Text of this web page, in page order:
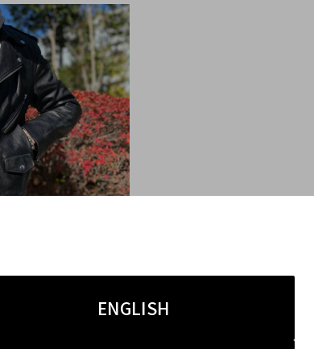
ENGLISH
ていただきます。